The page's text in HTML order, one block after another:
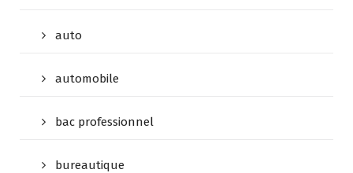
auto
automobile
bac professionnel
bureautique